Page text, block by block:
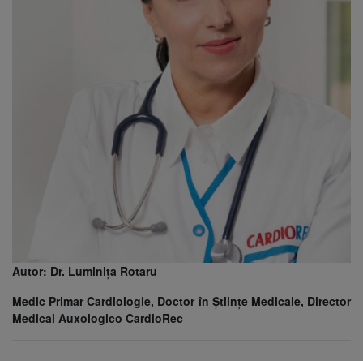
Autor: Dr. Luminița Rotaru
Medic Primar Cardiologie, Doctor în Științe Medicale, Director
Medical Auxologico CardioRec